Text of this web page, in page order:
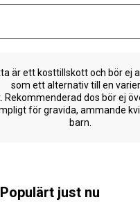
är ett kosttillskott och bör ej
som ett alternativ till en
Rekommenderad dos bör ej
för gravida, ammande
barn.
Populärt just nu